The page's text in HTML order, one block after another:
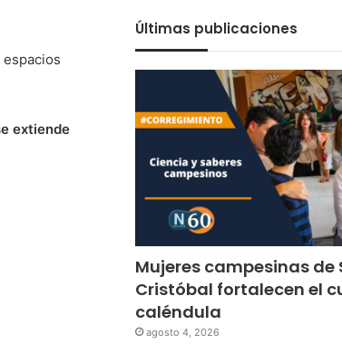
extiende
Últimas publicaciones
Mujeres campesinas de
Cristóbal fortalecen el
caléndula
agosto 4, 2026